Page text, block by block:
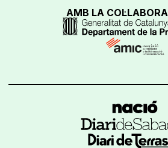
AMB LA